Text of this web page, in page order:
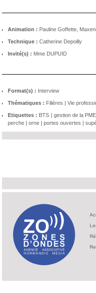
Animation : Pauline Goffette,
Technique : Catherine Depoilly
Invité(s) : Mme DUPUID
Format(s) : Interview
Thématiques : Filières | Vie
Etiquettes : BTS | gestion de la PME
perche | orne | portes ouvertes |